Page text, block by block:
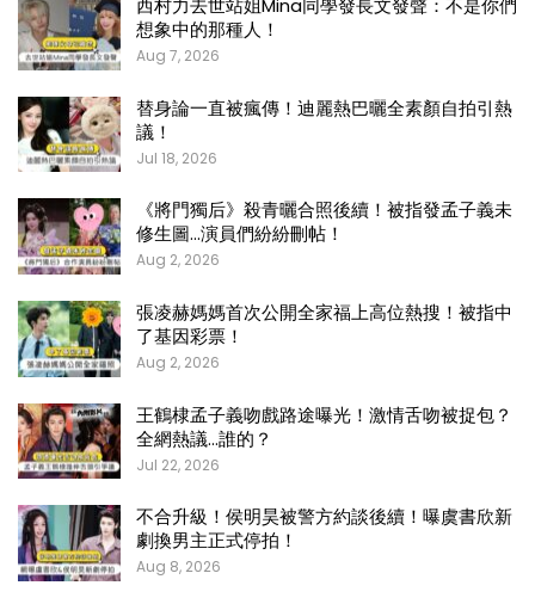
西村力去世站姐Mina同學發長文發聲：不是你們
想象中的那種人！
Aug 7, 2026
替身論一直被瘋傳！迪麗熱巴曬全素顏自拍引熱
議！
Jul 18, 2026
《將門獨后》殺青曬合照後續！被指發孟子義未
修生圖…演員們紛紛刪帖！
Aug 2, 2026
張凌赫媽媽首次公開全家福上高位熱搜！被指中
了基因彩票！
Aug 2, 2026
王鶴棣孟子義吻戲路途曝光！激情舌吻被捉包？
全網熱議…誰的？
Jul 22, 2026
不合升級！侯明昊被警方約談後續！曝虞書欣新
劇換男主正式停拍！
Aug 8, 2026